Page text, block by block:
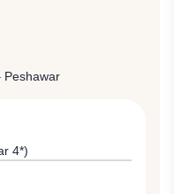
în anul 1959,
urmând Drumul
una dintre cele mai
ale lumii”.
Karakorum și Pamir,
chineză, de unde
Peshawar
4*)